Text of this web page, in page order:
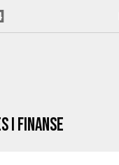
i Finanse